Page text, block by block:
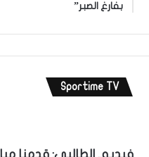
بفارغ الصبر”
Sportime TV